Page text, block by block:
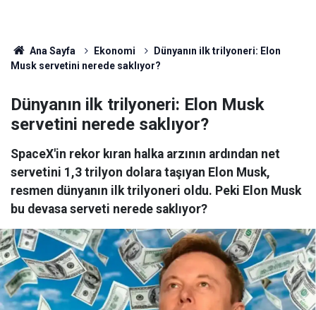
Ana Sayfa Ekonomi
Dünyanın ilk trilyoneri: Elon
Musk servetini nerede saklıyor?
Dünyanın ilk trilyoneri: Elon Musk
servetini nerede saklıyor?
SpaceX'in rekor kıran halka arzının ardından net
servetini 1,3 trilyon dolara taşıyan Elon Musk,
resmen dünyanın ilk trilyoneri oldu. Peki Elon Musk
bu devasa serveti nerede saklıyor?